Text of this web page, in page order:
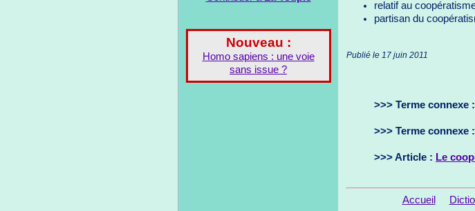
Nouveau :
Homo sapiens : une voie
sans issue ?
relatif au
partisan du
Publié le 17 juin 2011
>>> Terme connexe :
>>> Terme connexe :
>>> Article : Le
Accueil